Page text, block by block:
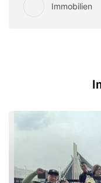
Immobilien